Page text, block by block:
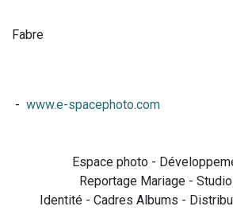
294 rue
Fabre
83 600
Tél :
- www.e-spacephoto.com
Espace photo -
Reportage Mariage -
Identité - Cadres Albums -